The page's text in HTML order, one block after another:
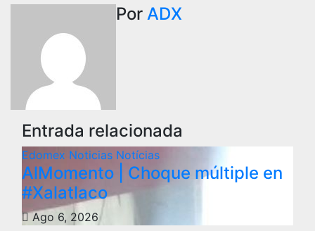
Por ADX
Entrada relacionada
Edomex Noticias Notícias
AlMomento | Choque múltiple en
#Xalatlaco
Ago 6, 2026